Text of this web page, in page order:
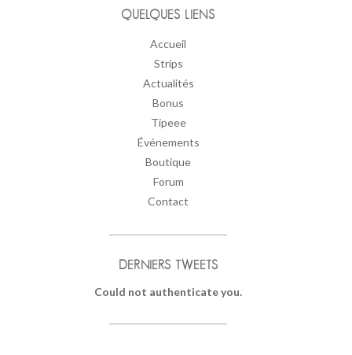
QUELQUES LIENS
Accueil
Strips
Actualités
Bonus
Tipeee
Événements
Boutique
Forum
Contact
DERNIERS TWEETS
Could not authenticate you.